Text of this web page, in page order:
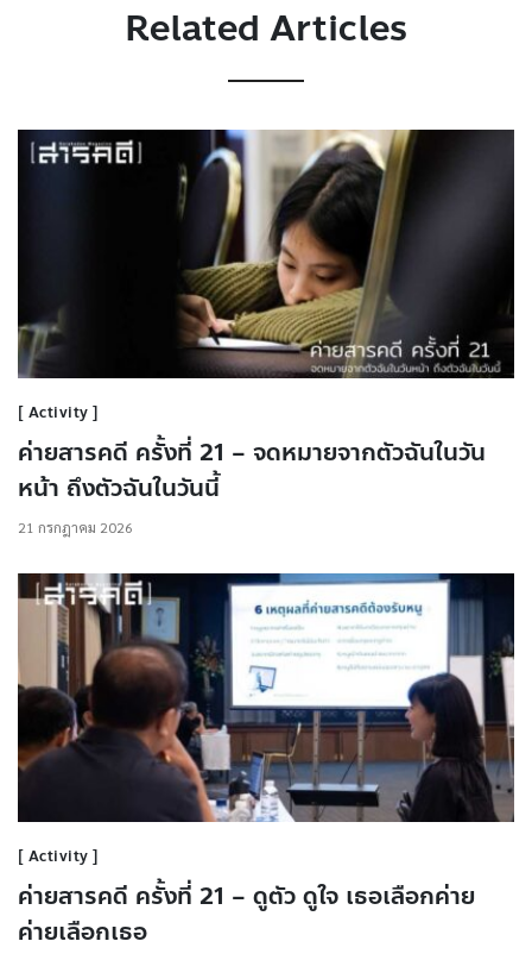
Related Articles
Activity
ค่ายสารคดี ครั้งที่ 21 – จดหมายจากตัวฉันในวัน
หน้า ถึงตัวฉันในวันนี้
21 กรกฎาคม 2026
Activity
ค่ายสารคดี ครั้งที่ 21 – ดูตัว ดูใจ เธอเลือกค่าย
ค่ายเลือกเธอ